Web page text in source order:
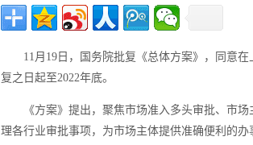
11月19日，国务院批复《总体方案》，同意
复之日起至2022年底。
《方案》提出，聚焦市场准入多头审批、市
理各行业审批事项，为市场主体提供准确便利的